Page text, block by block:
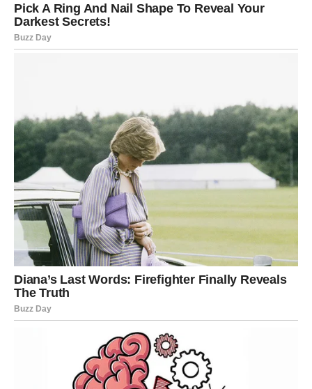
Dodajte iseckani
i dinstajte ga dok ne postane
proziran (oko
i sve zajedno dinstajte
dok povrće ne omekša.
Priprema smese za tijesto
Mućenje smese
U posudi umutite 3 jaja . Dodajte so , crni biber,
čašu mleka,brašnoiprašak za pecivo
Sve sastojke dobro izmiksajte dok ne dobijete
glatku smesu bez grudvica.
U smesu umešajte dinstano povrće i sitno
naseckani
potrebi dodajte još soli ili bibera.
Formiranje i pečenje pizze